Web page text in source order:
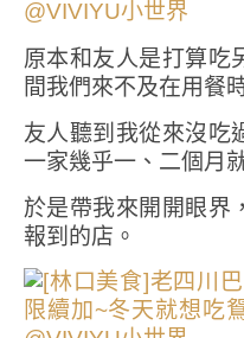
原本和友人是打算吃
間我們來不及在用餐
友人聽到我從來沒吃
一家幾乎一、二個月
於是帶我來開開眼界
報到的店。